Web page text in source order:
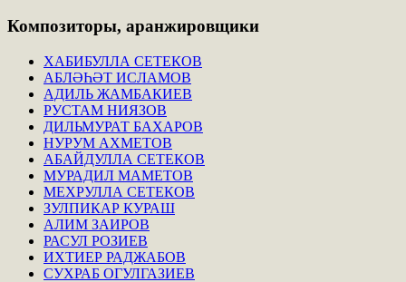
Композиторы, аранжировщики
ХАБИБУЛЛА СЕТЕКОВ
АБЛӘҺӘТ ИСЛАМОВ
АДИЛЬ ЖАМБАКИЕВ
РУСТАМ НИЯЗОВ
ДИЛЬМУРАТ БАХАРОВ
НУРУМ АХМЕТОВ
АБАЙДУЛЛА СЕТЕКОВ
МУРАДИЛ МАМЕТОВ
МЕХРУЛЛА СЕТЕКОВ
ЗУЛПИКАР КУРАШ
АЛИМ ЗАИРОВ
РАСУЛ РОЗИЕВ
ИХТИЕР РАДЖАБОВ
СУХРАБ ОГУЛГАЗИЕВ